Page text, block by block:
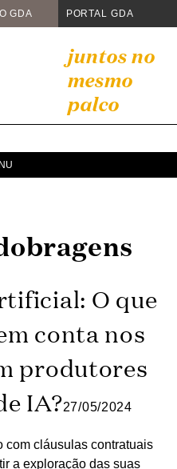
GDA PORTAL GDA
juntos no
mesmo
palco
O que
conta nos
produtores
IA?27/05/2024
com cláusulas contratuais
a exploração das suas